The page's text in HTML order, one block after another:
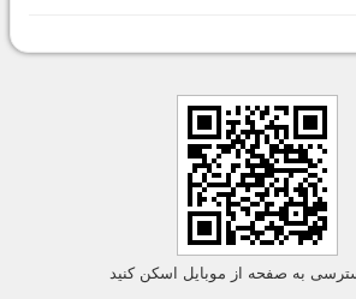
به صفحه از موبایل اسکن کنید